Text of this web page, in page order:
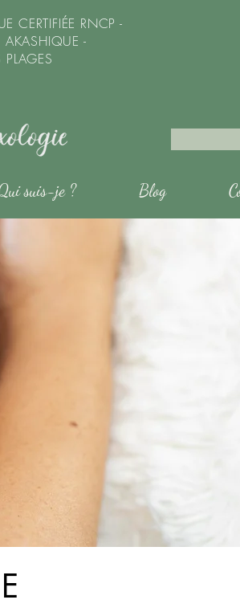
CERTIFIÉE RNCP -
AKASHIQUE -
suis-je ? Blog